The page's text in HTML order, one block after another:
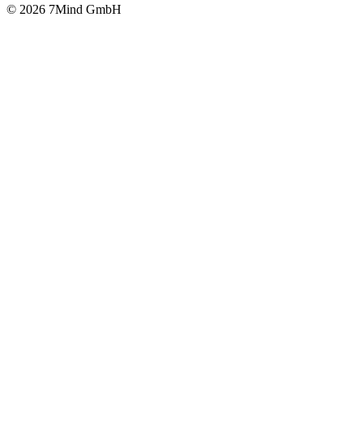
© 2026 7Mind GmbH